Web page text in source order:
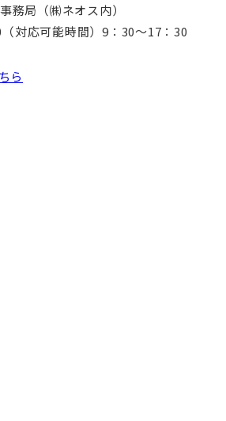
務局（㈱ネオス内）
対応可能時間）9：30～17：30
ら